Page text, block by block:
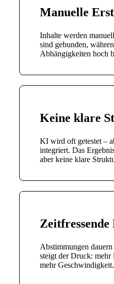
Manuelle
Inhalte werden
sind gebunden,
Abhängigkeiten hoch
Keine klare
KI wird oft getestet –
integriert. Das
aber keine klare
Zeitfressende
Abstimmungen
steigt der Druck: mehr
mehr Geschwindigkeit.